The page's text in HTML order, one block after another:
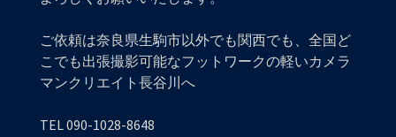
ご依頼は奈良県生駒市以外でも関西でも、全国ど
こでも出張撮影可能なフットワークの軽いカメラ
マンクリエイト長谷川へ
TEL 090-1028-8648